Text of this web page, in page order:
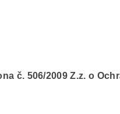
č. 506/2009 Z.z. o